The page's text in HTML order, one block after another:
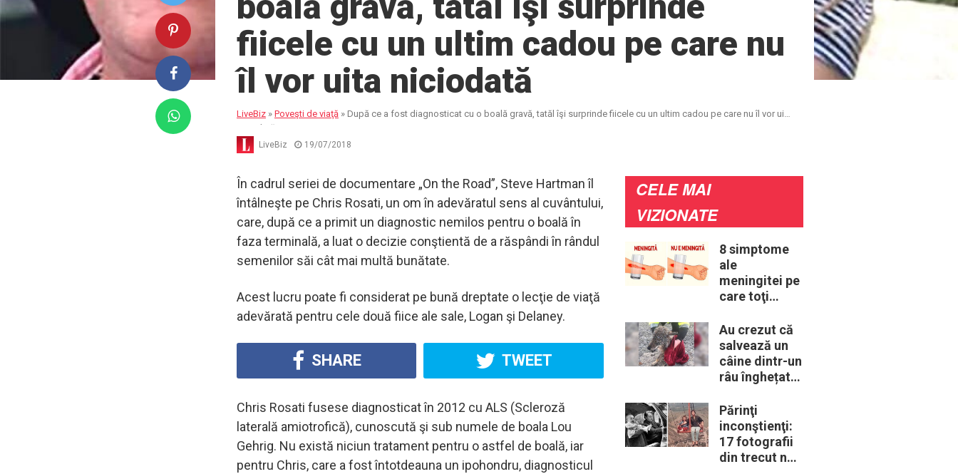
fiicele cu un ultim cadou pe care nu
îl vor uita niciodată
LiveBiz » Poveşti de viaţă » După ce a fost diagnosticat cu o boală gravă, tatăl îşi surprinde fiicele cu un ultim cadou pe care nu îl vor uita
niciodată
LiveBiz 19/07/2018
În cadrul seriei de documentare „On the Road”, Steve Hartman îl
întâlneşte pe Chris Rosati, un om în adevăratul sens al cuvântului,
care, după ce a primit un diagnostic nemilos pentru o boală în
faza terminală, a luat o decizie conştientă de a răspândi în rândul
semenilor săi cât mai multă bunătate.
Acest lucru poate fi considerat pe bună dreptate o lecţie de viaţă
adevărată pentru cele două fiice ale sale, Logan şi Delaney.
SHARE TWEET
Chris Rosati fusese diagnosticat în 2012 cu ALS (Scleroză
laterală amiotrofică), cunoscută şi sub numele de boala Lou
Gehrig. Nu există niciun tratament pentru o astfel de boală, iar
pentru Chris, care a fost întotdeauna un ipohondru, diagnosticul
CELE MAI
VIZIONATE
8 simptome
ale
meningitei pe
care toţi
trebui să le
cunoască
Au crezut că
salvează un
câine dintr-un
râu înghețat:
descoperă că
de fapt era un
lup
Părinţi
inconştienţi:
17 fotografii
din trecut ne